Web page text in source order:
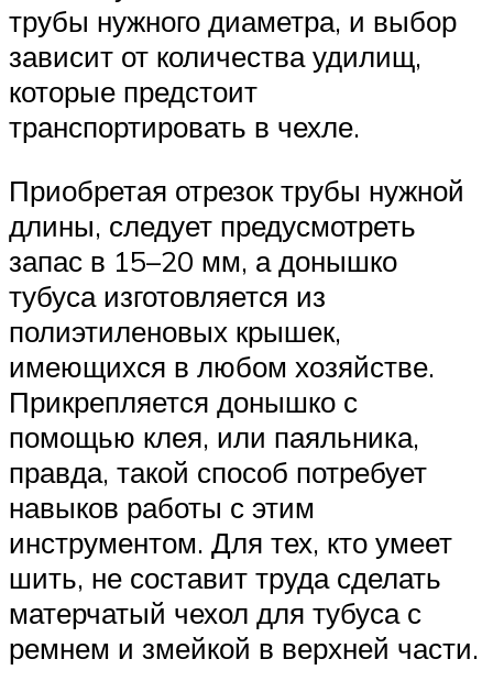
трубы нужного диаметра, и выбор
зависит от количества удилищ,
которые предстоит
транспортировать в чехле.
Приобретая отрезок трубы нужной
длины, следует предусмотреть
запас в 15–20 мм, а донышко
тубуса изготовляется из
полиэтиленовых крышек,
имеющихся в любом хозяйстве.
Прикрепляется донышко с
помощью клея, или паяльника,
правда, такой способ потребует
навыков работы с этим
инструментом. Для тех, кто умеет
шить, не составит труда сделать
матерчатый чехол для тубуса с
ремнем и змейкой в верхней части.